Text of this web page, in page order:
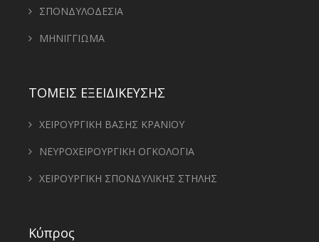
ΣΠΟΝΔΥΛΟΔΕΣΙΑ
ΜΗΝΙΓΓΙΩΜΑ
ΤΟΜΕΙΣ ΕΞΕΙΔΙΚΕΥΣΗΣ
ΧΕΙΡΟΥΡΓΙΚΗ ΒΑΣΗΣ ΚΡΑΝΙΟΥ
ΝΕΥΡΟΧΕΙΡΟΥΡΓΙΚΗ ΟΓΚΟΛΟΓΙΑ
ΧΕΙΡΟΥΡΓΙΚΗ ΣΠΟΝΔΥΛΙΚΗΣ ΣΤΗΛΗΣ
Κύπρος